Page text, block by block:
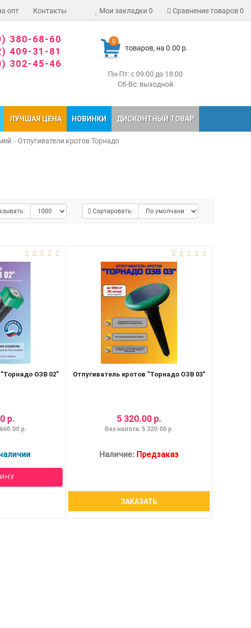
опт Контакты Мои закладки 0 Сравнение товаров0
0
товаров, на 0.00 р.
Пн-Пт: с 09:00 до 18:00
Сб-Вс: выходной
380-68-60
409-31-81
302-45-46
ЛУЧШАЯ ЦЕНА НОВИНКИ ДИСКОНТНЫЙ ТОВАР
Отпугиватели кротов Торнадо
Сортировать:
ОЗВ 02"
р.
р.
Отпугиватель кротов "Торнадо ОЗВ 03"
5 320.00 р.
Без налога: 5 320.00 р.
Наличие: Предзаказ
ЗАКАЗАТЬ